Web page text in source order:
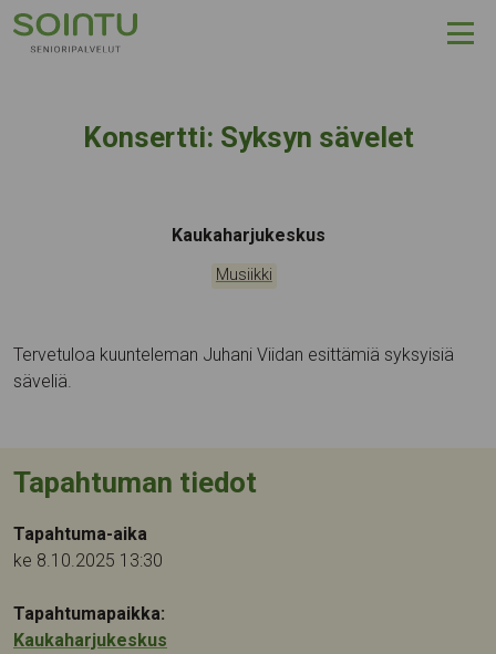
Hyppää sisältöön
Konsertti: Syksyn sävelet
Tapahtumapaikka:
Kaukaharjukeskus
Kategoriat:
Musiikki
Tervetuloa kuunteleman Juhani Viidan esittämiä syksyisiä
säveliä.
Tapahtuman tiedot
Tapahtuma-aika
ke 8.10.2025 13:30
Tapahtumapaikka:
Kaukaharjukeskus